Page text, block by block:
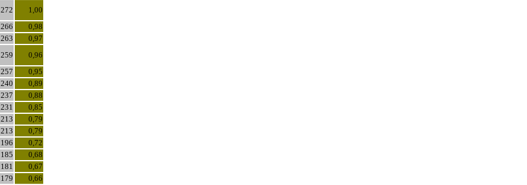
272
1,00
266
0,98
263
0,97
259
0,96
257
0,95
240
0,89
237
0,88
231
0,85
213
0,79
213
0,79
196
0,72
185
0,68
181
0,67
179
0,66